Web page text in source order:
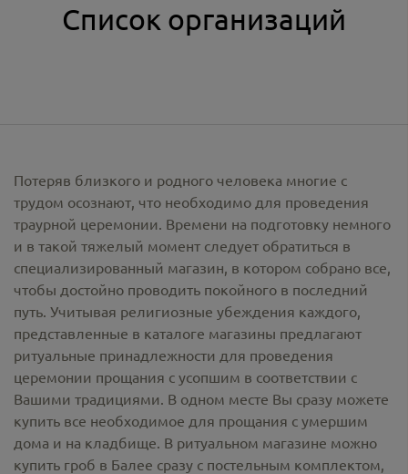
Список организаций
Потеряв близкого и родного человека многие с
трудом осознают, что необходимо для проведения
траурной церемонии. Времени на подготовку немного
и в такой тяжелый момент следует обратиться в
специализированный магазин, в котором собрано все,
чтобы достойно проводить покойного в последний
путь. Учитывая религиозные убеждения каждого,
представленные в каталоге магазины предлагают
ритуальные принадлежности для проведения
церемонии прощания с усопшим в соответствии с
Вашими традициями. В одном месте Вы сразу можете
купить все необходимое для прощания с умершим
дома и на кладбище. В ритуальном магазине можно
купить гроб в Балее сразу с постельным комплектом,